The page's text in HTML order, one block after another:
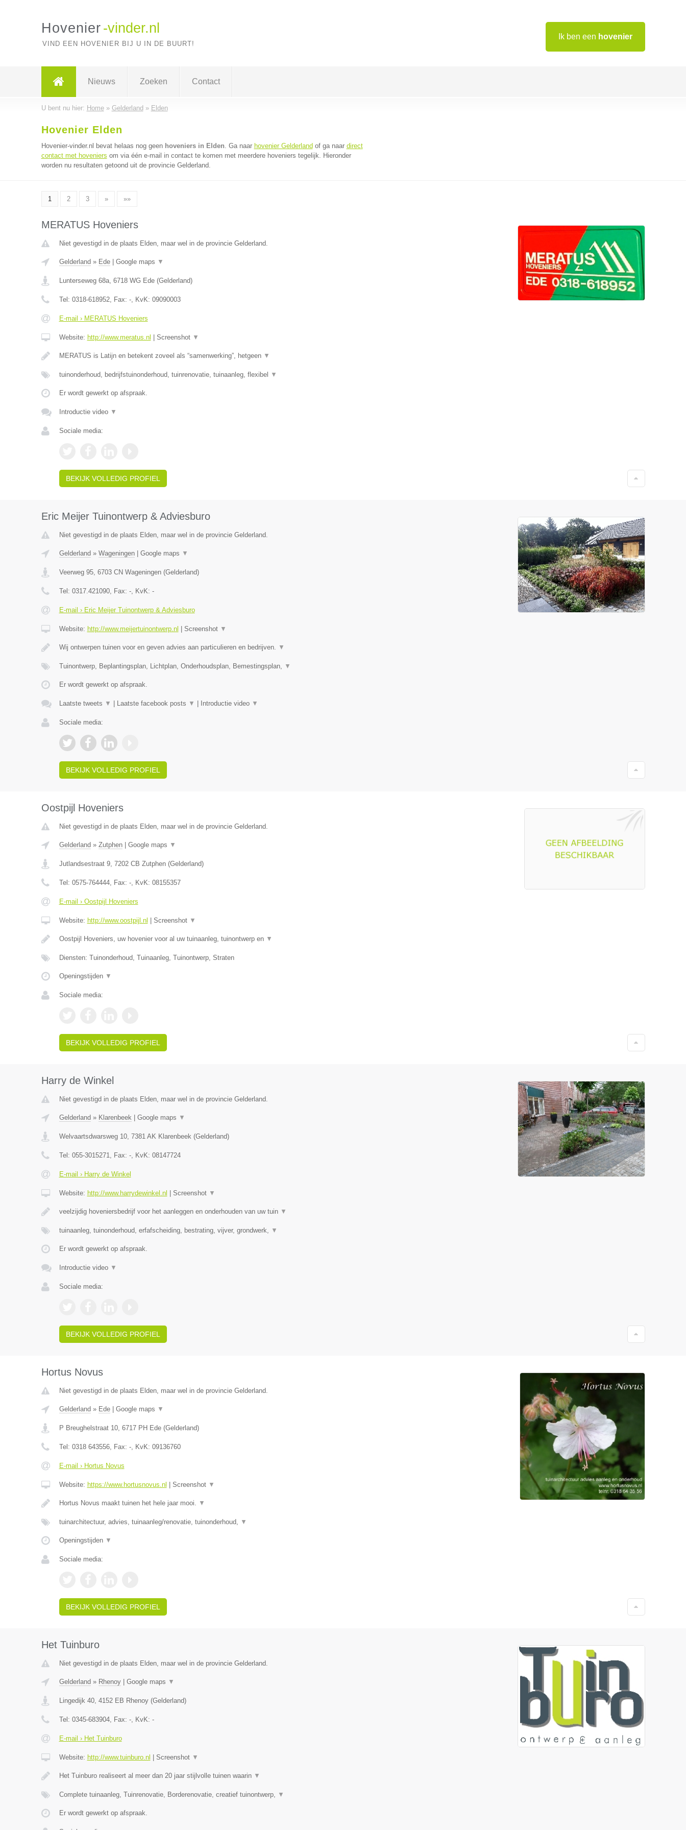
Ik ben een hovenier
Hovenier -vinder.nl
VIND EEN HOVENIER BIJ U IN DE BUURT!
Nieuws Zoeken Contact
U bent nu hier: Home» Gelderland » Elden
Hovenier Elden
Hovenier-vinder.nl bevat helaas nog geen hoveniers in Elden. Ga naar hovenier Gelderland of ga naar direct
contact met hoveniers om via één e-mail in contact te komen met meerdere hoveniers tegelijk. Hieronder
worden nu resultaten getoond uit de provincie Gelderland.
1 2 3 » »»
MERATUS Hoveniers
Niet gevestigd in de plaats Elden, maar wel in de provincie Gelderland.
Gelderland » Ede| Google maps ▼
Lunterseweg 68a, 6718 WG Ede(Gelderland)
Tel: 0318-618952, Fax: -, KvK: 09090003
E-mail › MERATUS Hoveniers
Website: http://www.meratus.nl Screenshot ▼
MERATUS is Latijn en betekent zoveel als “samenwerking”, hetgeen ▼
tuinonderhoud, bedrijfstuinonderhoud, tuinrenovatie, tuinaanleg, flexibel ▼
Er wordt gewerkt op afspraak.
Introductie video ▼
Sociale media:
BEKIJK VOLLEDIG PROFIEL
Eric Meijer Tuinontwerp & Adviesburo
Niet gevestigd in de plaats Elden, maar wel in de provincie Gelderland.
Gelderland » Wageningen| Google maps ▼
Veerweg 95, 6703 CN Wageningen(Gelderland)
Tel: 0317.421090, Fax: -, KvK: -
E-mail › Eric Meijer Tuinontwerp & Adviesburo
Website: http://www.meijertuinontwerp.nl Screenshot ▼
Wij ontwerpen tuinen voor en geven advies aan particulieren en bedrijven. ▼
Tuinontwerp, Beplantingsplan, Lichtplan, Onderhoudsplan, Bemestingsplan, ▼
Er wordt gewerkt op afspraak.
Laatste tweets ▼ Laatste facebook posts ▼ Introductie video ▼
Sociale media:
BEKIJK VOLLEDIG PROFIEL
Oostpijl Hoveniers
Niet gevestigd in de plaats Elden, maar wel in de provincie Gelderland.
Gelderland » Zutphen| Google maps ▼
Jutlandsestraat 9, 7202 CB Zutphen(Gelderland)
Tel: 0575-764444, Fax: -, KvK: 08155357
E-mail › Oostpijl Hoveniers
Website: http://www.oostpijl.nl Screenshot ▼
Oostpijl Hoveniers, uw hovenier voor al uw tuinaanleg, tuinontwerp en ▼
Diensten: Tuinonderhoud, Tuinaanleg, Tuinontwerp, Straten
Openingstijden ▼
Sociale media:
BEKIJK VOLLEDIG PROFIEL
Harry de Winkel
Niet gevestigd in de plaats Elden, maar wel in de provincie Gelderland.
Gelderland » Klarenbeek| Google maps ▼
Welvaartsdwarsweg 10, 7381 AK Klarenbeek(Gelderland)
Tel: 055-3015271, Fax: -, KvK: 08147724
E-mail › Harry de Winkel
Website: http://www.harrydewinkel.nl Screenshot ▼
veelzijdig hoveniersbedrijf voor het aanleggen en onderhouden van uw tuin ▼
tuinaanleg, tuinonderhoud, erfafscheiding, bestrating, vijver, grondwerk, ▼
Er wordt gewerkt op afspraak.
Introductie video ▼
Sociale media:
BEKIJK VOLLEDIG PROFIEL
Hortus Novus
Niet gevestigd in de plaats Elden, maar wel in de provincie Gelderland.
Gelderland » Ede| Google maps ▼
P Breughelstraat 10, 6717 PH Ede(Gelderland)
Tel: 0318 643556, Fax: -, KvK: 09136760
E-mail › Hortus Novus
Website: https://www.hortusnovus.nl Screenshot ▼
Hortus Novus maakt tuinen het hele jaar mooi. ▼
tuinarchitectuur, advies, tuinaanleg/renovatie, tuinonderhoud, ▼
Openingstijden ▼
Sociale media:
BEKIJK VOLLEDIG PROFIEL
Het Tuinburo
Niet gevestigd in de plaats Elden, maar wel in de provincie Gelderland.
Gelderland » Rhenoy| Google maps ▼
Lingedijk 40, 4152 EB Rhenoy(Gelderland)
Tel: 0345-683904, Fax: -, KvK: -
E-mail › Het Tuinburo
Website: http://www.tuinburo.nl Screenshot ▼
Het Tuinburo realiseert al meer dan 20 jaar stijlvolle tuinen waarin ▼
Complete tuinaanleg, Tuinrenovatie, Borderenovatie, creatief tuinontwerp, ▼
Er wordt gewerkt op afspraak.